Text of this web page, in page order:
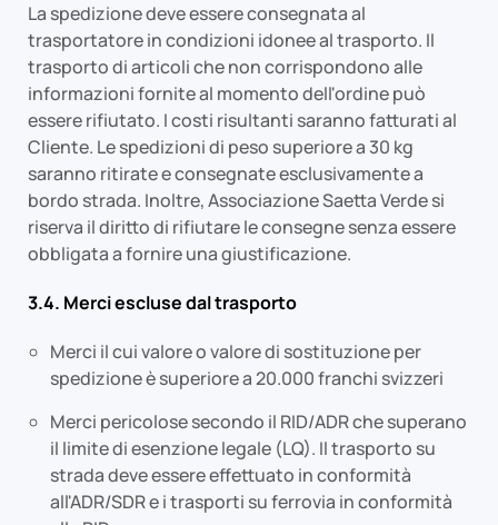
La spedizione deve essere consegnata al
trasportatore in condizioni idonee al trasporto. Il
trasporto di articoli che non corrispondono alle
informazioni fornite al momento dell'ordine può
essere rifiutato. I costi risultanti saranno fatturati al
Cliente. Le spedizioni di peso superiore a 30 kg
saranno ritirate e consegnate esclusivamente a
bordo strada. Inoltre, Associazione Saetta Verde si
riserva il diritto di rifiutare le consegne senza essere
obbligata a fornire una giustificazione.
3.4. Merci escluse dal trasporto
Merci il cui valore o valore di sostituzione per
spedizione è superiore a 20.000 franchi svizzeri
Merci pericolose secondo il RID/ADR che superano
il limite di esenzione legale (LQ). Il trasporto su
strada deve essere effettuato in conformità
all'ADR/SDR e i trasporti su ferrovia in conformità